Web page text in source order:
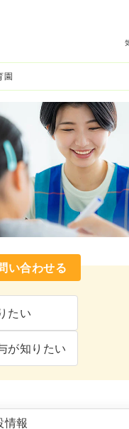
園
い合わせる
たい
が知りたい
園
情報